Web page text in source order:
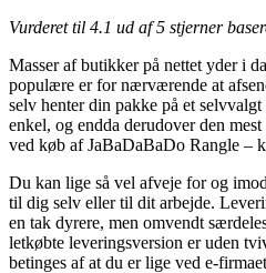
Vurderet til 4.1 ud af 5 stjerner
Masser af butikker på nettet yder i
populære er for nærværende at
selv henter din pakke på et
enkel, og endda derudover den
ved køb af JaBaDaBaDo Rangle –
Du kan lige så vel afveje for og
til dig selv eller til dit arbejde.
en tak dyrere, men omvendt
letkøbte leveringsversion er uden
betinges af at du er lige ved e-